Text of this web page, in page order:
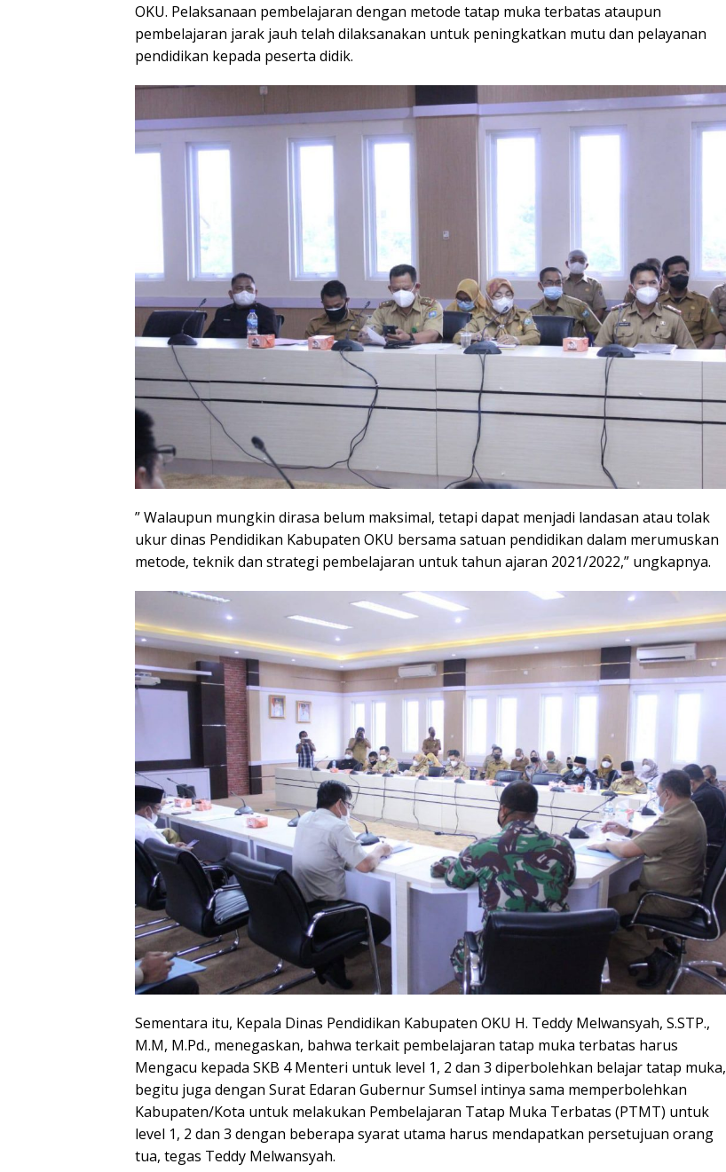
OKU. Pelaksanaan pembelajaran dengan metode tatap muka terbatas ataupun
pembelajaran jarak jauh telah dilaksanakan untuk peningkatkan mutu dan pelayanan
pendidikan kepada peserta didik.
” Walaupun mungkin dirasa belum maksimal, tetapi dapat menjadi landasan atau tolak
ukur dinas Pendidikan Kabupaten OKU bersama satuan pendidikan dalam merumuskan
metode, teknik dan strategi pembelajaran untuk tahun ajaran 2021/2022,” ungkapnya.
Sementara itu, Kepala Dinas Pendidikan Kabupaten OKU H. Teddy Melwansyah, S.STP.,
M.M, M.Pd., menegaskan, bahwa terkait pembelajaran tatap muka terbatas harus
Mengacu kepada SKB 4 Menteri untuk level 1, 2 dan 3 diperbolehkan belajar tatap muka,
begitu juga dengan Surat Edaran Gubernur Sumsel intinya sama memperbolehkan
Kabupaten/Kota untuk melakukan Pembelajaran Tatap Muka Terbatas (PTMT) untuk
level 1, 2 dan 3 dengan beberapa syarat utama harus mendapatkan persetujuan orang
tua, tegas Teddy Melwansyah.